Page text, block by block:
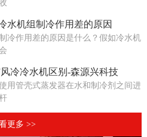
水机组制冷作用差的原因
冷作用差的原因是什么？假如冷水机
冷冷水机区别-森源兴科技
用管壳式蒸发器在水和制冷剂之间进
更多 >>